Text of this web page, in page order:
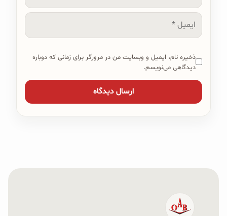
ایمیل
ذخیره نام، ایمیل و وبسایت من در مرورگر برای زمانی که دوباره
دیدگاهی می‌نویسم.